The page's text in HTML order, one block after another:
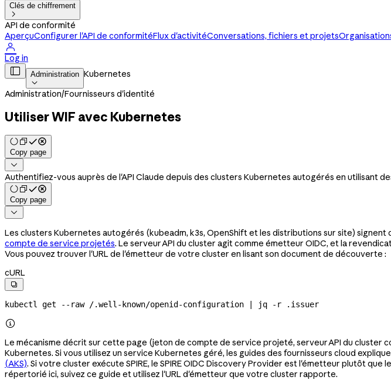
Clés de chiffrement

API de conformité
AperçuConfigurer l'API de conformitéFlux d'activitéConversations, fichiers et projets

Log in
 Administration

Kubernetes
Administration/Fournisseurs d'identité
Utiliser WIF avec Kubernetes
Copy page

Authentifiez-vous auprès de l'API Claude depuis des clusters Kubernetes autogérés en utilisant
Copy page

Les clusters Kubernetes autogérés (kubeadm, k3s, OpenShift et les distributions sur site) signent
compte de service projetés. Le serveur API du cluster agit comme émetteur OIDC, et la
Vous pouvez trouver l'URL de l'émetteur de votre cluster en lisant son document de découverte :
cURL

kubectl get --raw /.well-known/openid-configuration jq -r .issuer

Le mécanisme décrit sur cette page (jeton de compte de service projeté, serveur API du
Kubernetes. Si vous utilisez un service Kubernetes géré, les guides des fournisseurs cloud
(AKS). Si votre cluster exécute SPIRE, le SPIRE OIDC Discovery Provider est l'émetteur plutôt que
répertorié ici, suivez ce guide et utilisez l'URL d'émetteur que votre cluster rapporte.